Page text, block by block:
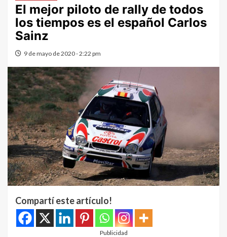
El mejor piloto de rally de todos
los tiempos es el español Carlos
Sainz
9 de mayo de 2020 - 2:22 pm
Compartí este artículo!
Publicidad